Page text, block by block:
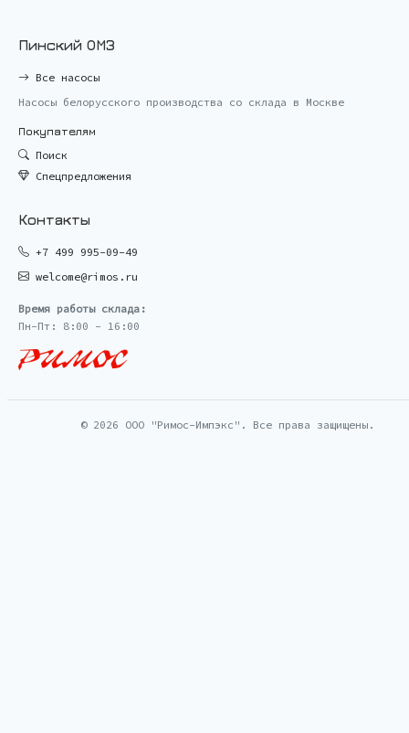
Пинский ОМЗ
Все насосы
Насосы белорусского производства со склада в Москве
Покупателям
Поиск
Спецпредложения
Контакты
+7 499 995-09-49
welcome@rimos.ru
Время работы склада:
Пн-Пт: 8:00 - 16:00
© 2026 ООО "Римос-Импэкс". Все права защищены.